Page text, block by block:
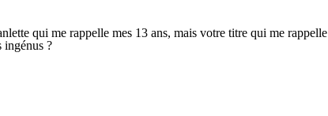
qui me rappelle mes 13 ans, mais votre titre qui me
ingénus ?